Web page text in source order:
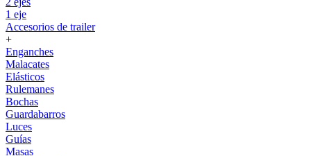
1 eje
Accesorios de trailer
+
Enganches
Malacates
Elásticos
Rulemanes
Bochas
Guardabarros
Luces
Guías
Masas